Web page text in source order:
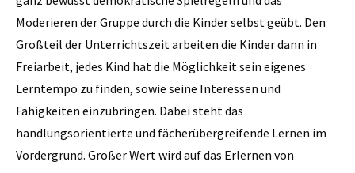
Moderieren der Gruppe durch die Kinder selbst geübt. Den
Großteil der Unterrichtszeit arbeiten die Kinder dann in
Freiarbeit, jedes Kind hat die Möglichkeit sein eigenes
Lerntempo zu finden, sowie seine Interessen und
Fähigkeiten einzubringen. Dabei steht das
handlungsorientierte und fächerübergreifende Lernen im
Vordergrund. Großer Wert wird auf das Erlernen von